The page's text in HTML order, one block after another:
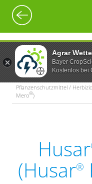
Agrar
Bayer
Kostenlos bei
Pflanzenschutzmittel /
Mero®)
Husar
(Husar®